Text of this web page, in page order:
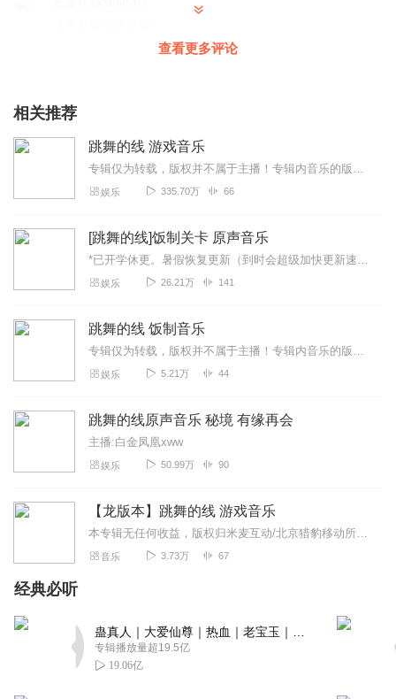
干草永远的神！！！（顺便说一句，一定要去听听印度情缘
原曲，会让你大开眼界的
2024-04-15
依然优秀，只是听的人太少了......沙发抢到手软
2024-04-13
特别好，但做者觉得最难的关是什么
2024-05-30
很好听哦，还有些下架关的音乐！
2025-12-28
前面忘了中间忘了总之非常好音乐
2025-07-20
必须好评，更新速度是一有新关就更新的比较快
查看更多评论
相关推荐
跳舞的线 游戏音乐
专辑仅为转载，版权并不属于主播！专辑内音乐的版权均归原作者及其授权的作品所有...
娱乐 335.70万 66
[跳舞的线]饭制关卡 原声音乐
*已开学休更。暑假恢复更新（到时会超级加快更新速度），望各位听众朋友不要取消订阅哟~版权声明专辑内所有音乐均来源于网络，非主播本人创作，[跳舞的线]饭制很多都...
娱乐 26.21万 141
跳舞的线 饭制音乐
专辑仅为转载，版权并不属于主播！专辑内音乐的版权均归原作者及其授权的作品所有！
娱乐 5.21万 44
跳舞的线原声音乐 秘境 有缘再会
主播:白金凤凰xww
娱乐 50.99万 90
【龙版本】跳舞的线 游戏音乐
本专辑无任何收益，版权归米麦互动/北京猎豹移动所有。请勿用于商业用途。如果你认为我侵犯了你的知识产权，请联系我并要求删除
音乐 3.73万 67
经典必听
专辑播放量超19.5亿
19.06亿